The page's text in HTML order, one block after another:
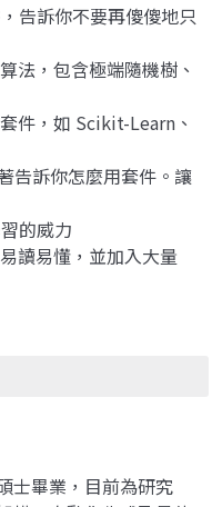
告訴你不要再傻傻地只
法，包含極端隨機樹、
件，如 Scikit-Learn、
告訴你怎麼用套件。讓
的威力
讀易懂，並加入大量
士畢業，目前為研究